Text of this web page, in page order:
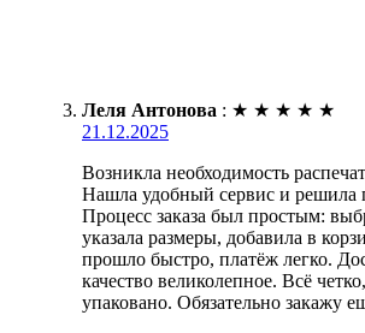
Леля Антонова : ★ ★ ★ ★ ★
21.12.2025
Возникла необходимость
Нашла удобный сервис и решила
Процесс заказа был простым:
указала размеры, добавила в
прошло быстро, платёж легко.
качество великолепное. Всё
упаковано. Обязательно закажу